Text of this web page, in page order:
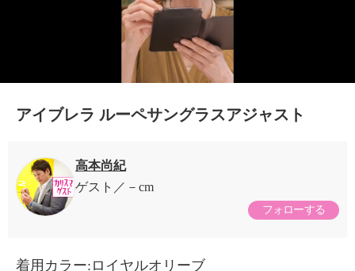
アイブレラ ルーペサングラスアジャスト
高本尚紀
ゲスト
－cm
フォローする
着用カラー:ロイヤルオリーブ